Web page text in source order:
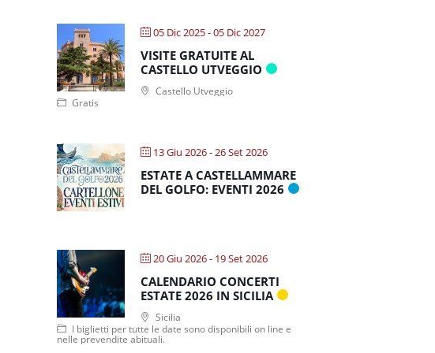
05 Dic 2025- 05 Dic 2027
VISITE GRATUITE AL
CASTELLO UTVEGGIO
Castello Utveggio
Gratis
13 Giu 2026- 26 Set 2026
ESTATE A CASTELLAMMARE
DEL GOLFO: EVENTI 2026
20 Giu 2026- 19 Set 2026
CALENDARIO CONCERTI
ESTATE 2026 IN SICILIA
Sicilia
I biglietti per tutte le date sono disponibili on line e
nelle prevendite abituali.